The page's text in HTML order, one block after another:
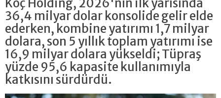
Koç Holding, 2026'nın ilk yarısında
36,4 milyar dolar konsolide gelir elde
ederken, kombine yatırımı 1,7 milyar
dolara, son 5 yıllık toplam yatırımı ise
16,9 milyar dolara yükseldi; Tüpraş
yüzde 95,6 kapasite kullanımıyla
katkısını sürdürdü.